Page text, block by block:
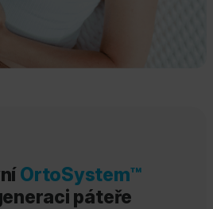
OrtoSystem™
páteře